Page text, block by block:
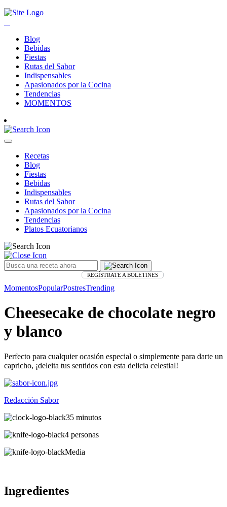
Blog
Bebidas
Fiestas
Rutas del Sabor
Indispensables
Apasionados por la Cocina
Tendencias
MOMENTOS
Recetas
Blog
Fiestas
Bebidas
Indispensables
Rutas del Sabor
Apasionados por la Cocina
Tendencias
Platos Ecuatorianos
REGÍSTRATE A BOLETINES
MomentosPopularPostresTrending
Cheesecake de chocolate negro
y blanco
Perfecto para cualquier ocasión especial o simplemente para darte un
capricho, ¡deleita tus sentidos con esta delicia celestial!
Redacción Sabor
35 minutos
4 personas
Media
Ingredientes